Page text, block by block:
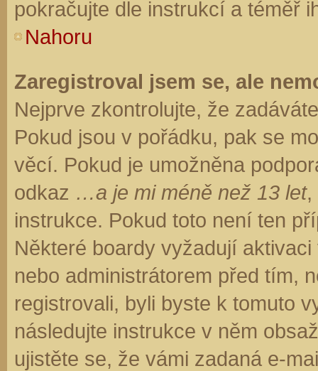
pokračujte dle instrukcí a téměř
Nahoru
Zaregistroval jsem se, ale
Nejprve zkontrolujte, že
Pokud jsou v pořádku, pak se
věcí. Pokud je umožněna
odkaz …a je mi méně než 13 let,
instrukce. Pokud toto není ten
Některé boardy vyžadují
nebo administrátorem před tím,
registrovali, byli byste k tomuto
následujte instrukce v něm
ujistěte se, že vámi zadaná e-